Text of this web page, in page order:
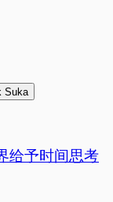
Suka
给予时间思考